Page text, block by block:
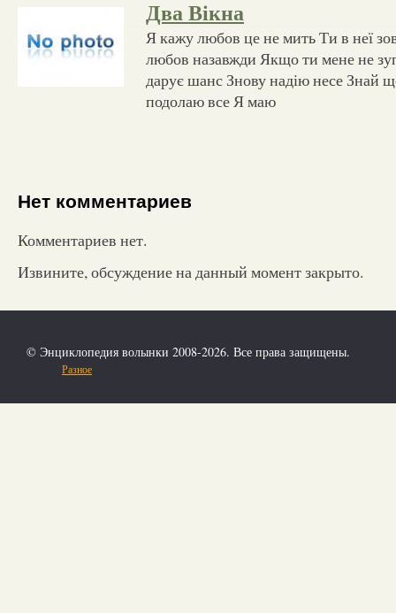
Два Вікна
Я кажу любов це не мить Ти в неї
любов назавжди Якщо ти мене не
дарує шанс Знову надію несе Знай
подолаю все Я маю
Нет комментариев
Комментариев нет.
Извините, обсуждение на данный момент закрыто.
© Энциклопедия волынки 2008-2026. Все права защищены.
Разное